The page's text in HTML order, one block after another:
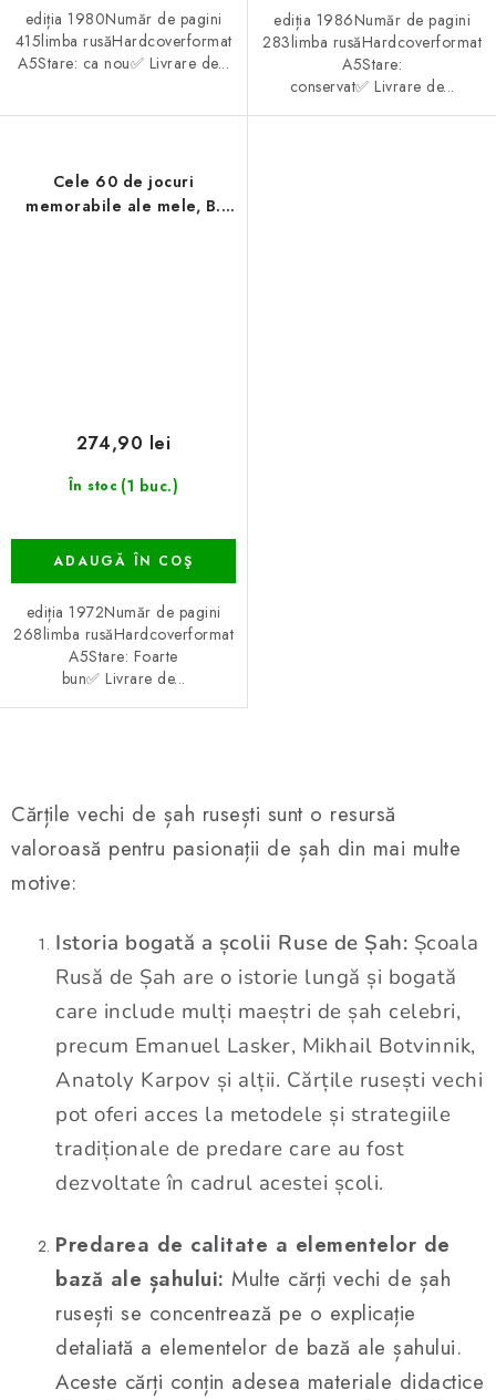
ediția 1980Număr de pagini
415limba rusăHardcoverformat
A5Stare: ca nou✅ Livrare de...
ediția 1986Număr de pagini
283limba rusăHardcoverformat
A5Stare:
conservat✅ Livrare de...
Cele 60 de jocuri
memorabile ale mele, B.
În stoc (1 buc.)
274,90 lei
ADAUGĂ ÎN COŞ
ediția 1972Număr de pagini
268limba rusăHardcoverformat
A5Stare: Foarte
bun✅ Livrare de...
o
n
t
r
Cărțile vechi de șah rusești sunt o resursă
valoroasă pentru pasionații de șah din mai multe
motive:
Istoria bogată a școlii Ruse de Șah: Școala
Rusă de Șah are o istorie lungă și bogată
care include mulți maeștri de șah celebri,
precum Emanuel Lasker, Mikhail Botvinnik,
Anatoly Karpov și alții. Cărțile rusești vechi
pot oferi acces la metodele și strategiile
tradiționale de predare care au fost
dezvoltate în cadrul acestei școli.
Predarea de calitate a elementelor de
bază ale șahului: Multe cărți vechi de șah
rusești se concentrează pe o explicație
detaliată a elementelor de bază ale șahului.
Aceste cărți conțin adesea materiale didactice